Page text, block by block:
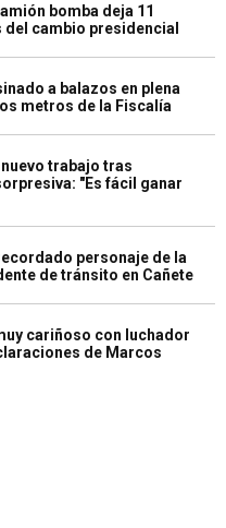
bomba deja 11
cambio presidencial
a balazos en plena
metros de la Fiscalía
trabajo tras
"Es fácil ganar
personaje de la
de tránsito en Cañete
cariñoso con luchador
de Marcos